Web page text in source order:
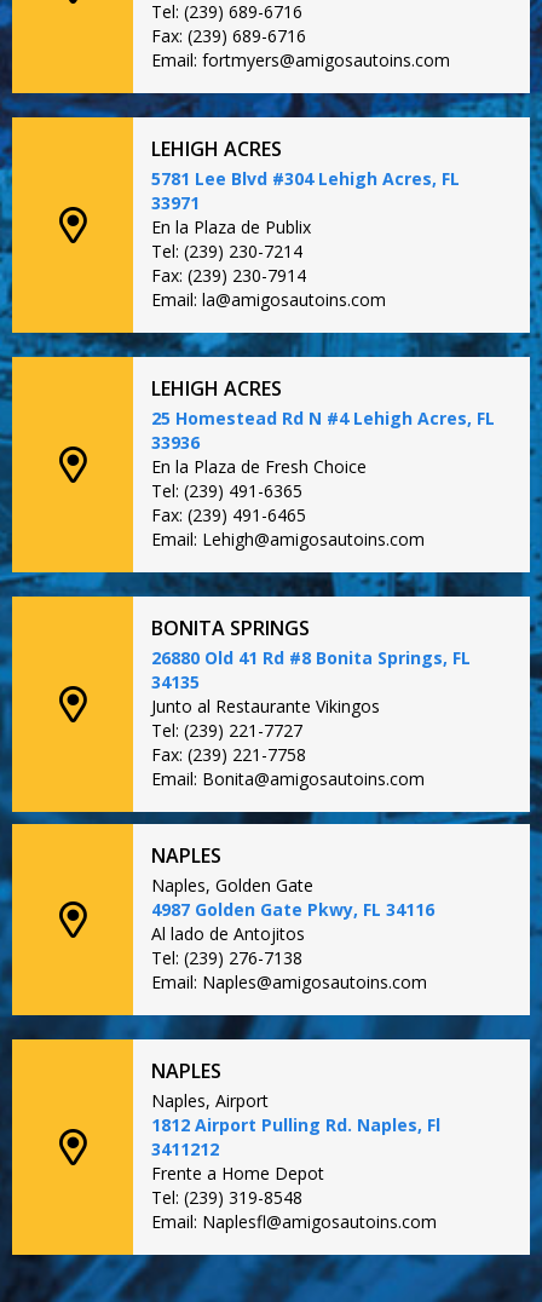
Tel: (239) 689-6716
Fax: (239) 689-6716
Email: fortmyers@amigosautoins.com
LEHIGH ACRES
5781 Lee Blvd #304 Lehigh Acres, FL
33971
En la Plaza de Publix
Tel: (239) 230-7214
Fax: (239) 230-7914
Email: la@amigosautoins.com
LEHIGH ACRES
25 Homestead Rd N #4 Lehigh Acres, FL
33936
En la Plaza de Fresh Choice
Tel: (239) 491-6365
Fax: (239) 491-6465
Email: Lehigh@amigosautoins.com
BONITA SPRINGS
26880 Old 41 Rd #8 Bonita Springs, FL
34135
Junto al Restaurante Vikingos
Tel: (239) 221-7727
Fax: (239) 221-7758
Email: Bonita@amigosautoins.com
NAPLES
Naples, Golden Gate
4987 Golden Gate Pkwy, FL 34116
Al lado de Antojitos
Tel: (239) 276-7138
Email: Naples@amigosautoins.com
NAPLES
Naples, Airport
1812 Airport Pulling Rd. Naples, Fl
3411212
Frente a Home Depot
Tel: (239) 319-8548
Email: Naplesfl@amigosautoins.com